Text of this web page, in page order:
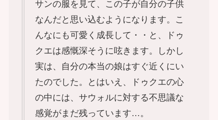
サンの服を見て、この子が自分の子供
なんだと思い込むようになります。こ
んなにも可愛く成長して・・と、ドゥ
クエは感慨深そうに呟きます。しかし
実は、自分の本当の娘はすぐ近くにい
たのでした。とはいえ、ドゥクエの心
の中には、サウォルに対する不思議な
感覚がまだ残っています…。